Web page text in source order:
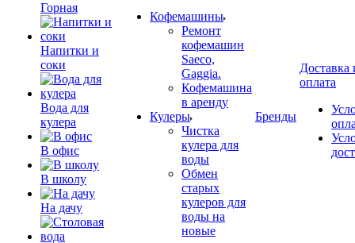
Горная
Напитки и
соки
Вода для
кулера
В офис
В школу
На дачу
Кофемашины
Ремонт
кофемашин
Saeco,
Gaggia.
Кофемашина
в аренду
Кулеры
Чистка
кулера для
воды
Обмен
старых
кулеров для
воды на
новые
Бренды
Доставка
оплата